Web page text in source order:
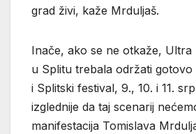
grad živi, kaže Mrduljaš.
Inače, ako se ne otkaže, Ultra
u Splitu trebala održati gotovo
i Splitski festival, 9., 10. i 11.
izglednije da taj scenarij
manifestacija Tomislava